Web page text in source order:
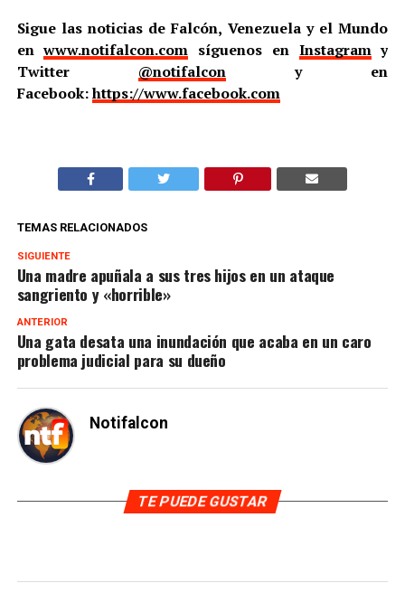
Sigue las noticias de Falcón, Venezuela y el Mundo
enwww.notifalcon.com síguenos en Instagramy
Twitter @notifalcony en
Facebook:https://www.facebook.com
TEMAS RELACIONADOS
SIGUIENTE
Una madre apuñala a sus tres hijos en un ataque
sangriento y «horrible»
ANTERIOR
Una gata desata una inundación que acaba en un caro
problema judicial para su dueño
Notifalcon
TE PUEDE GUSTAR